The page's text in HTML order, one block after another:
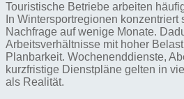
Touristische Betriebe arbeiten
In Wintersportregionen
Nachfrage auf wenige Monate.
Arbeitsverhältnisse mit hoher
Planbarkeit. Wochenenddienste,
kurzfristige Dienstpläne gelten in
als Realität.